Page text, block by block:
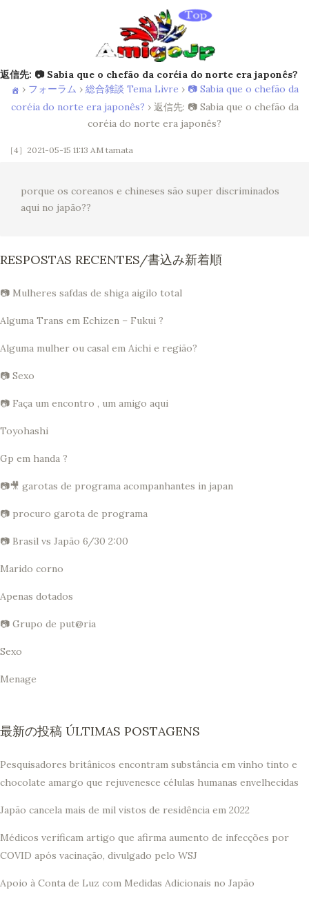
返信先: 📷 Sabia que o chefão da coréia do norte era japonês?
› フォーラム › 総合雑談 Tema Livre › 📷 Sabia que o chefão da
coréia do norte era japonês? › 返信先: 📷 Sabia que o chefão da
coréia do norte era japonês?
［4］2021-05-15 11:13 AM tamata
porque os coreanos e chineses são super discriminados
aqui no japão??
RESPOSTAS RECENTES/書込み新着順
📷 Mulheres safdas de shiga aigilo total
Alguma Trans em Echizen – Fukui ?
Alguma mulher ou casal em Aichi e região?
📷 Sexo
📷 Faça um encontro , um amigo aqui
Toyohashi
Gp em handa ?
📷🎥 garotas de programa acompanhantes in japan
📷 procuro garota de programa
📷 Brasil vs Japão 6/30 2:00
Marido corno
Apenas dotados
📷 Grupo de put@ria
Sexo
Menage
最新の投稿 ÚLTIMAS POSTAGENS
Pesquisadores britânicos encontram substância em vinho tinto e
chocolate amargo que rejuvenesce células humanas envelhecidas
Japão cancela mais de mil vistos de residência em 2022
Médicos verificam artigo que afirma aumento de infecções por
COVID após vacinação, divulgado pelo WSJ
Apoio à Conta de Luz com Medidas Adicionais no Japão